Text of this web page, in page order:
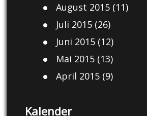
August 2015(11)
Juli 2015(26)
Juni 2015(12)
Mai 2015(13)
April 2015(9)
Kalender